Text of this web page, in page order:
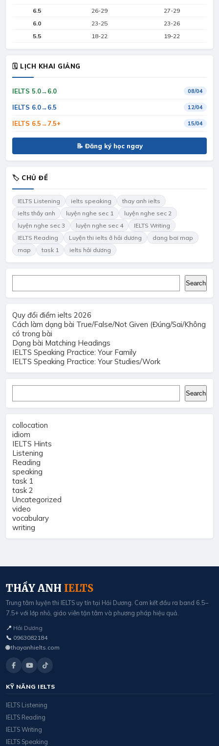
6.5
26-29
27-29
6.0
23-25
23-26
5.5
18-22 19-22
🗓 LỊCH KHAI GIẢNG
IELTS 5.0→6.0 08/04
IELTS 6.0→6.5 12/04
IELTS 6.5→7.5+ 15/04
📝 Đăng ký học ngay
🏷 CHỦ ĐỀ
IELTS Listening ielts speaking
thay anh ielts
ielts thầy anh
luyện nghe sec 1
luyện nghe sec 2
luyện nghe sec 3
luyện nghe sec 4
IELTS Writing
IELTS Reading
Luyện thi ielts ở hải dương
dang bai map
map
task 1 ielts hải dương
Search
Quy đổi điểm ielts 2026
Cách làm dạng bài True/False/Not Given (Đúng/Sai/Không
có trong bài
Dạng bài Matching Headings
IELTS Speaking Practice: Your Family
IELTS Speaking Practice: Your Studies/Work
Search
collocation
idiom
IELTS Hints
Listening
Reading
speaking
task 1
task 2
Uncategorized
video
vocabulary
writing
THẦY ANH IELTS
Trung tâm luyện thi IELTS uy tín tại Hải Dương. Cam kết đầu ra band 6.5–
7.5+ với lớp nhỏ, giáo viên tận tâm và phương pháp hiệu quả.
📍 Hải Dương
📞 0963082184
🌐 thayanhielts.com
KỸ NĂNG IELTS
IELTS Listening
IELTS Reading
IELTS Writing
IELTS Speaking